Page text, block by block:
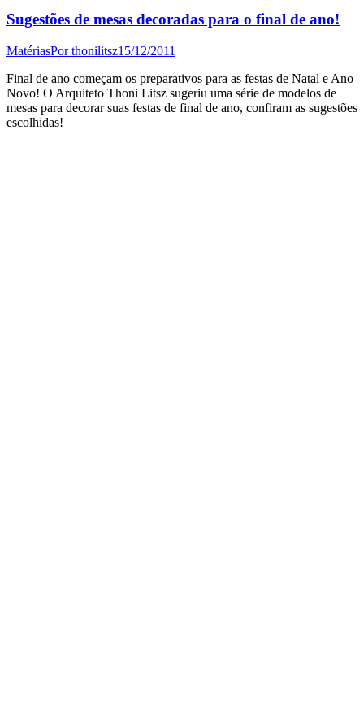
Sugestões de mesas decoradas para o final de ano!
MatériasPorthonilitsz15/12/2011
Final de ano começam os preparativos para as festas de Natal e Ano
Novo! O Arquiteto Thoni Litsz sugeriu uma série de modelos de
mesas para decorar suas festas de final de ano, confiram as sugestões
escolhidas!